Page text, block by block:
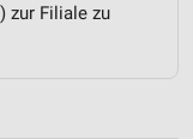
zur Filiale zu